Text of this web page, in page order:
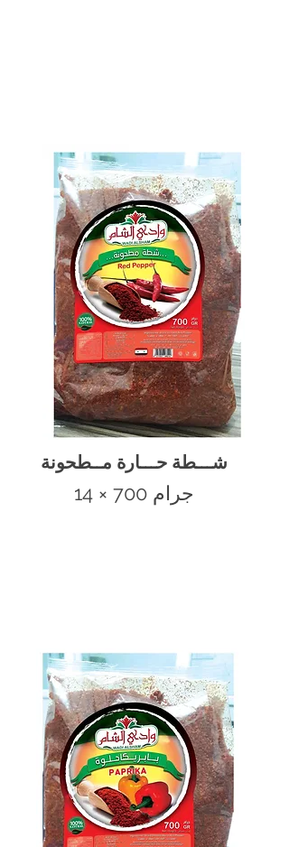
شـــطة حـــارة مــطحونة
14 × 700 جرام